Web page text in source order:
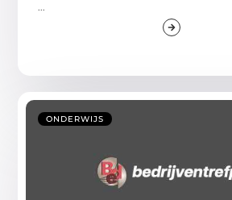
...
ONDERWIJS